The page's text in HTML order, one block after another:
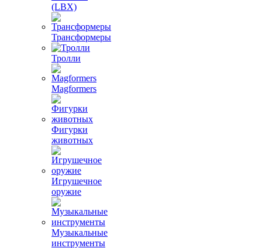
(LBX)
Трансформеры
Тролли
Magformers
Фигурки
животных
Игрушечное
оружие
Музыкальные
инструменты